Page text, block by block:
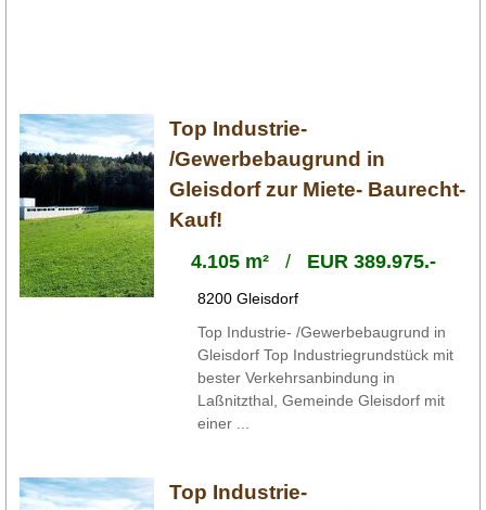
Top Industrie-
/Gewerbebaugrund in
Gleisdorf zur Miete- Baurecht-
Kauf!
4.105 m²/ EUR 389.975.-
8200 Gleisdorf
Top Industrie- /Gewerbebaugrund in
Gleisdorf Top Industriegrundstück mit
bester Verkehrsanbindung in
Laßnitzthal, Gemeinde Gleisdorf mit
einer ...
Top Industrie-